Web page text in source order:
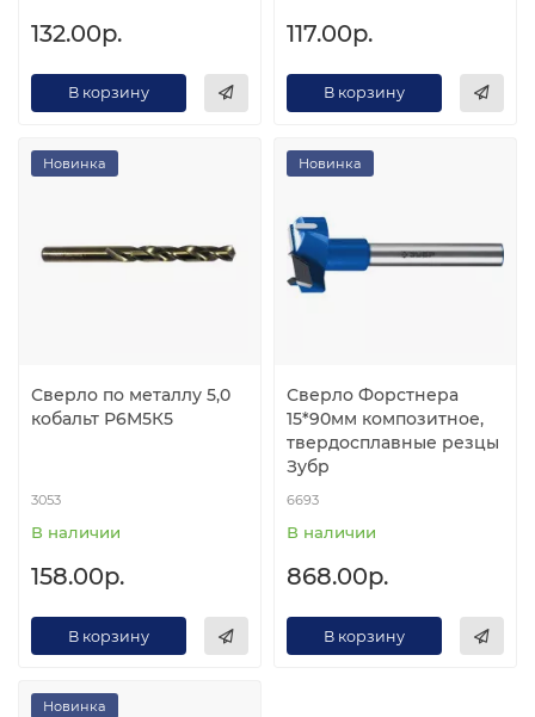
132.00р.
В корзину
117.00р.
В корзину
Новинка
Сверло по металлу 5,0
кобальт Р6М5К5
3053
В наличии
158.00р.
В корзину
Новинка
Сверло Форстнера
15*90мм композитное,
твердосплавные резцы
Зубр
6693
В наличии
868.00р.
В корзину
Новинка